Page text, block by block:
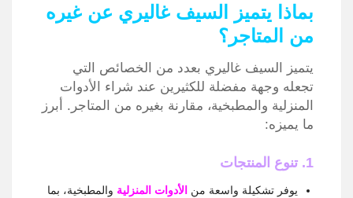
بماذا يتميز السيف غاليري عن غيره
من المتاجر؟
يتميز السيف غاليري بعدد من الخصائص التي
تجعله وجهة مفضلة للكثيرين عند شراء الأدوات
المنزلية والمطبخية، مقارنة بغيره من المتاجر. أبرز
ما يميزه:
1. تنوع المنتجات
يوفر تشكيلة واسعة من الأدوات المنزلية والمطبخية، بما